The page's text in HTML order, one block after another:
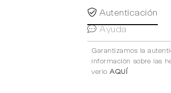
Autenticación
Ayuda
Garantizamos la
información sobre las
verlo AQUÍ